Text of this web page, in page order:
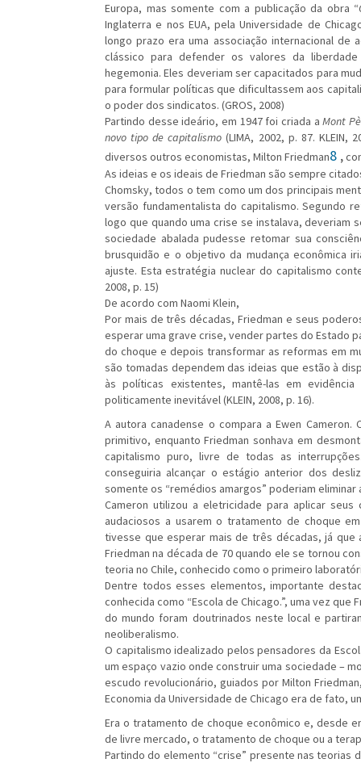
Europa, mas somente com a publicação da obra “
Inglaterra e nos EUA, pela Universidade de
longo prazo era uma associação internacional de
clássico para defender os valores da
hegemonia. Eles deveriam ser capacitados para
para formular políticas que dificultassem aos
o poder dos sindicatos. (GROS, 2008)
Partindo desse ideário, em 1947 foi criada aMont
novo tipo de capitalismo (LIMA, 2002, p. 87.
diversos outros economistas, Milton Friedman8 ,
As ideias e os ideais de Friedman são sempre
Chomsky, todos o tem como um dos principais
versão fundamentalista do capitalismo. Segundo
logo que quando uma crise se instalava, deveriam
sociedade abalada pudesse retomar sua
brusquidão e o objetivo da mudança econômica
ajuste. Esta estratégia nuclear do capitalismo
2008, p. 15)
De acordo com Naomi Klein,
Por mais de três décadas, Friedman e seus
esperar uma grave crise, vender partes do Estado
do choque e depois transformar as reformas em
são tomadas dependem das ideias que estão à
às políticas existentes, mantê-las em
politicamente inevitável (KLEIN, 2008, p. 16).
A autora canadense o compara a Ewen
primitivo, enquanto Friedman sonhava em
capitalismo puro, livre de todas as
conseguiria alcançar o estágio anterior dos
somente os “remédios amargos” poderiam eliminar
Cameron utilizou a eletricidade para aplicar
audaciosos a usarem o tratamento de choque
tivesse que esperar mais de três décadas, já
Friedman na década de 70 quando ele se tornou
teoria no Chile, conhecido como o primeiro
Dentre todos esses elementos, importante
conhecida como “Escola de Chicago.”, uma vez
do mundo foram doutrinados neste local e
neoliberalismo.
O capitalismo idealizado pelos pensadores da
um espaço vazio onde construir uma sociedade –
escudo revolucionário, guiados por Milton
Economia da Universidade de Chicago era de fato,
Era o tratamento de choque econômico e, desde
de livre mercado, o tratamento de choque ou a
Partindo do elemento “crise” presente nas teorias